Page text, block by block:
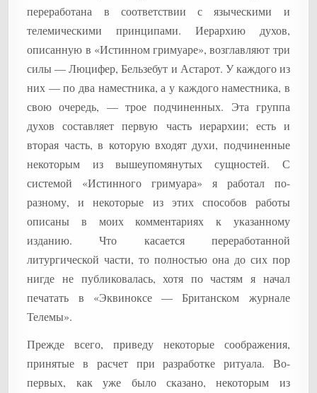
переработана в соответствии с языческими и
телемическими принципами. Иерархию духов,
описанную в «Истинном гримуаре», возглавляют три
силы — Люцифер, Бельзебут и Астарот. У каждого из
них — по два наместника, а у каждого наместника, в
свою очередь, — трое подчиненных. Эта группа
духов составляет первую часть иерархии; есть и
вторая часть, в которую входят духи, подчиненные
некоторым из вышеупомянутых сущностей. С
системой «Истинного гримуара» я работал по-
разному, и некоторые из этих способов работы
описаны в моих комментариях к указанному
изданию. Что касается переработанной
литургической части, то полностью она до сих пор
нигде не публиковалась, хотя по частям я начал
печатать в «Эквиноксе — Британском журнале
Телемы».
Прежде всего, приведу некоторые соображения,
принятые в расчет при разработке ритуала. Во-
первых, как уже было сказано, некоторым из